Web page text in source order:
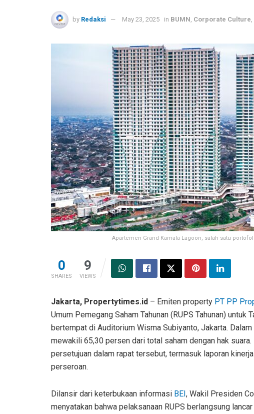
by Redaksi May 23, 2025 in BUMN Corporate Culture
Apartemen Grand Kamala Lagoon, salah satu
0
SHARES
9
VIEWS
Jakarta, Propertytimes.id – Emiten property PT PP
Umum Pemegang Saham Tahunan (RUPS Tahunan) untuk
bertempat di Auditorium Wisma Subiyanto, Jakarta.
mewakili 65,30 persen dari total saham dengan hak
persetujuan dalam rapat tersebut, termasuk laporan
perseroan.
Dilansir dari keterbukaan informasi BEI, Wakil Presiden
menyatakan bahwa pelaksanaan RUPS berlangsung